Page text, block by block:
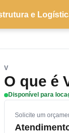
e
V
O que é
Disponível para
Solicite um